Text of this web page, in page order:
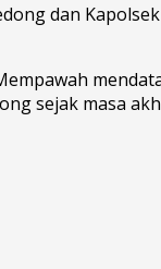
dan
sejak masa